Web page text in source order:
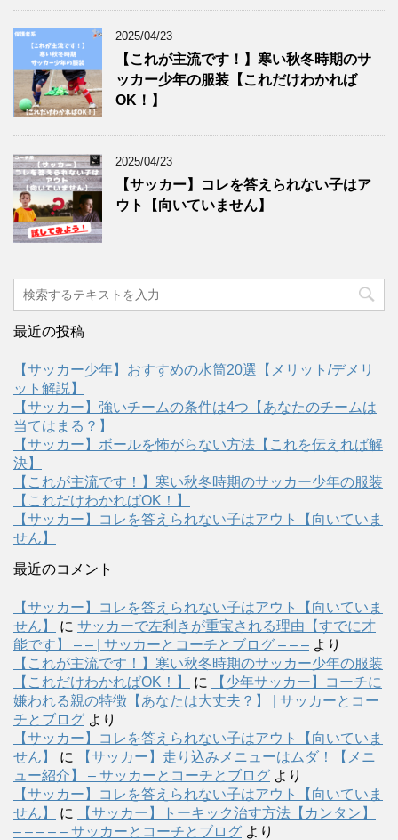
2025/04/23
【これが主流です！】寒い秋冬時期のサ
ッカー少年の服装【これだけわかれば
OK！】
2025/04/23
【サッカー】コレを答えられない子はア
ウト【向いていません】
最近の投稿
【サッカー少年】おすすめの水筒20選【メリット/デメリ
ット解説】
【サッカー】強いチームの条件は4つ【あなたのチームは
当てはまる？】
【サッカー】ボールを怖がらない方法【これを伝えれば解
決】
【これが主流です！】寒い秋冬時期のサッカー少年の服装
【これだけわかればOK！】
【サッカー】コレを答えられない子はアウト【向いていま
せん】
最近のコメント
【サッカー】コレを答えられない子はアウト【向いていま
せん】
に サッカーで左利きが重宝される理由【すでに才
能です】 – – | サッカーとコーチとブログ – – – より
【これが主流です！】寒い秋冬時期のサッカー少年の服装
【これだけわかればOK！】
に
【少年サッカー】コーチに
嫌われる親の特徴【あなたは大丈夫？】 | サッカーとコー
チとブログ より
【サッカー】コレを答えられない子はアウト【向いていま
せん】
に
【サッカー】走り込みメニューはムダ！【メニ
ュー紹介】 – サッカーとコーチとブログ より
【サッカー】コレを答えられない子はアウト【向いていま
せん】
に
【サッカー】トーキック治す方法【カンタン】
– – – – – サッカーとコーチとブログ より